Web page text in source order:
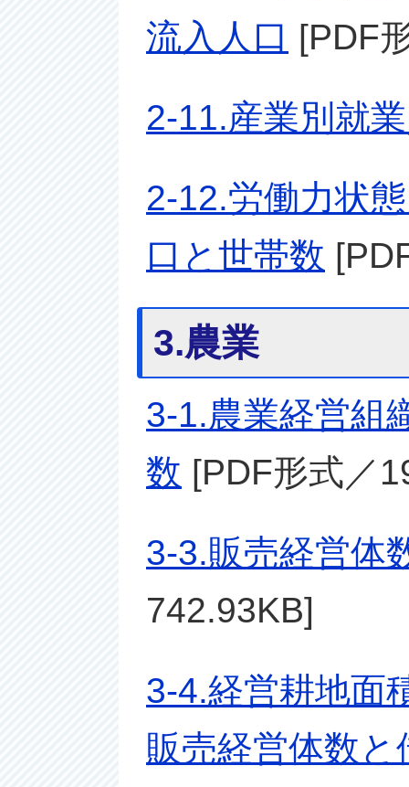
流入人口 [PDF
2-11.産業別就
2-12.労働力状
口と世帯数
3.農業
3-1.農業経営組
数 [PDF形式／
3-3.販売経営体
742.93KB]
3-4.経営耕地面
販売経営体数